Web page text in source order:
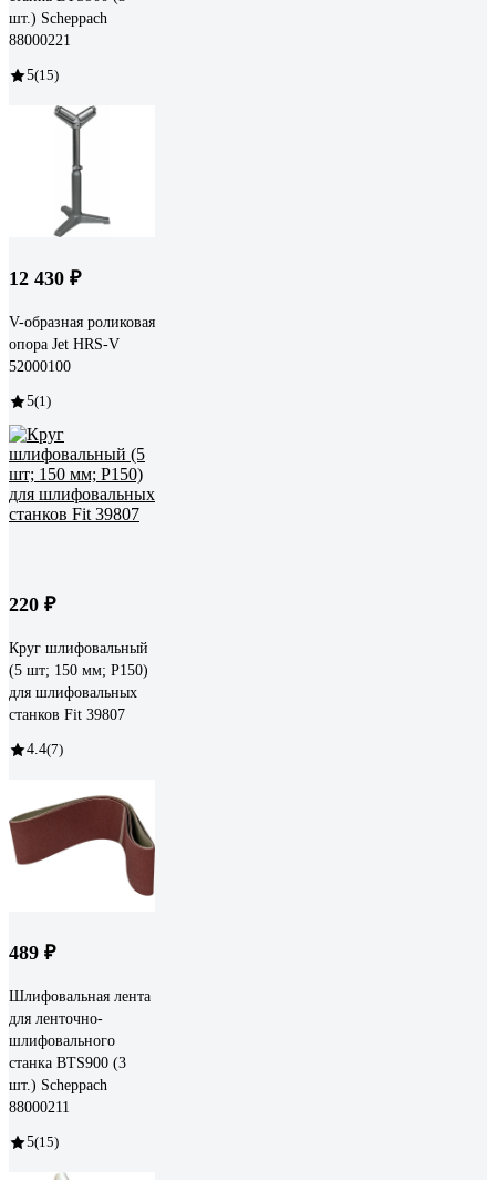
шт.) Scheppach
88000221
5(15)
12 430 ₽
V-образная роликовая
опора Jet HRS-V
52000100
5(1)
220 ₽
Круг шлифовальный
(5 шт; 150 мм; Р150)
для шлифовальных
станков Fit 39807
4.4(7)
489 ₽
Шлифовальная лента
для ленточно-
шлифовального
станка BTS900 (3
шт.) Scheppach
88000211
5(15)